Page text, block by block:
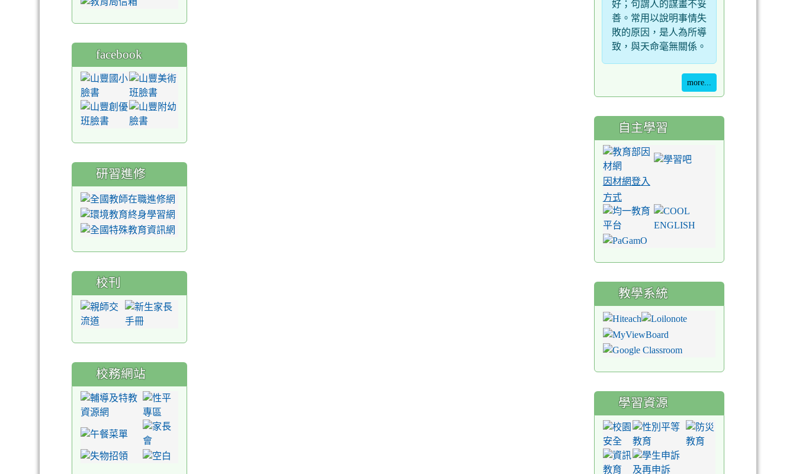
facebook
研習進修
校刊
校務網站
好；句謂人的謀畫不妥
善。常用以說明事情失
敗的原因，是人為所導
致，與天命毫無關係。
more...
自主學習
因材網登入
方式
教學系統
學習資源